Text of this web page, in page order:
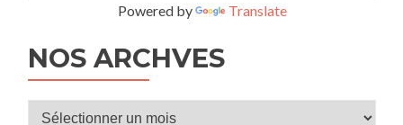
Powered by Translate
NOS ARCHVES
Nos